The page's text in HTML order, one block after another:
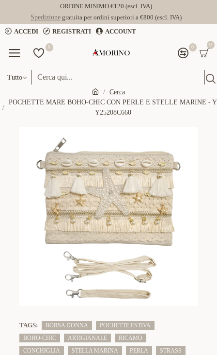
ORDINE MINIMO €120 (escl. IVA)
Spedizionegratuita per ordini superiori a €800 (escl. IVA)
ACCEDI
REGISTRATI ACCOUNT
0 0 0
Tutto
Cerca
POCHETTE MARE BOHO-CHIC CON PERLE E STELLE MARINE - Y
Y25208C660
TAGS: BORSA DONNA
POCHETTE ESTIVA
BOHO-CHIC
ARTIGIANALE
RICAMO
CONCHIGLIA
STELLA MARINA PERLA
STRASS